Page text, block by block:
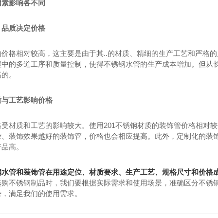
影响各不同
质决定价格
格相对较高，这主要是由于其..的材质、精细的生产工艺和严格
的多道工序和质量控制，使得不锈钢水管的生产成本增加。但
。
工艺影响价格
材质和工艺的影响较大。使用201不锈钢材质的装饰管价格相对
装饰效果越好的装饰管，价格也会相应提高。此外，定制化的
高。
管和装饰管在用途定位、材质要求、生产工艺、规格尺寸和价
购不锈钢制品时，我们要根据实际需求和使用场景，准确区分不
满足我们的使用需求。